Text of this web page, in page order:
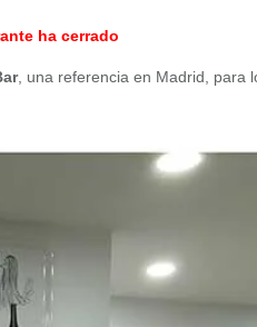
ha cerrado
, una referencia en Madrid, para